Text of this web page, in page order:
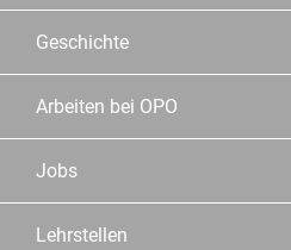
Geschichte
Arbeiten bei OPO
Jobs
Lehrstellen